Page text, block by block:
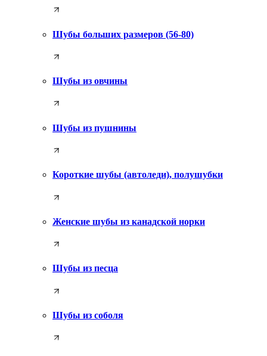
Шубы больших размеров (56-80)
Шубы из овчины
Шубы из пушнины
Короткие шубы (автоледи), полушубки
Женские шубы из канадской норки
Шубы из песца
Шубы из соболя